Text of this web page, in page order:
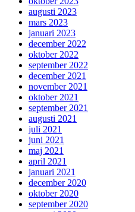
augusti 2023
mars 2023
januari 2023
december 2022
oktober 2022
september 2022
december 2021
november 2021
oktober 2021
september 2021
augusti 2021
juli 2021
juni 2021
maj 2021
april 2021
januari 2021
december 2020
oktober 2020
september 2020